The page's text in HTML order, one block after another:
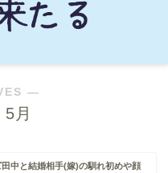
―
月
中と結婚相手(嫁)の馴れ初めや顔